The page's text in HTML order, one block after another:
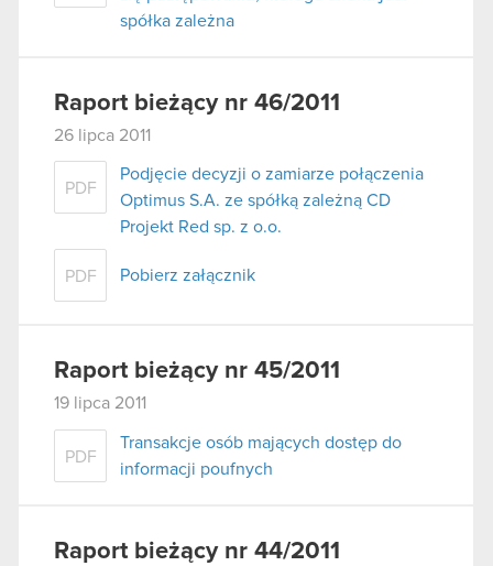
spółka zależna
Raport bieżący nr 46/2011
26 lipca 2011
PDF
Podjęcie decyzji o zamiarze połączenia
Optimus S.A. ze spółką zależną CD
Projekt Red sp. z o.o.
PDF Pobierz załącznik
Raport bieżący nr 45/2011
19 lipca 2011
PDF
Transakcje osób mających dostęp do
informacji poufnych
Raport bieżący nr 44/2011